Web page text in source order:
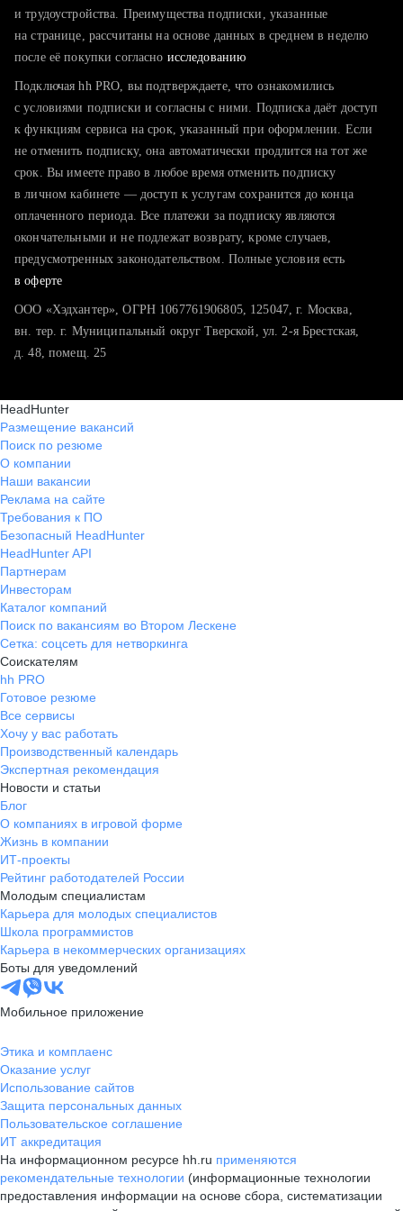
тратите много времени на поиск и вручную поднимаете
хотите сравнить себя с конкурентами и оценить шансы
и трудоустройства. Преимущества подписки, указанные
на странице, рассчитаны на основе данных в среднем в неделю
после её покупки согласно исследованию
Подключая hh PRO, вы подтверждаете, что ознакомились
с условиями подписки и согласны с ними. Подписка даёт доступ
к функциям сервиса на срок, указанный при оформлении. Если
не отменить подписку, она автоматически продлится на тот же
срок. Вы имеете право в любое время отменить подписку
в личном кабинете — доступ к услугам сохранится до конца
оплаченного периода. Все платежи за подписку являются
окончательными и не подлежат возврату, кроме случаев,
предусмотренных законодательством. Полные условия есть
в оферте
ООО «Хэдхантер», ОГРН 1067761906805, 125047, г. Москва,
вн. тер. г. Муниципальный округ Тверской, ул. 2-я Брестская,
д. 48, помещ. 25
HeadHunter
Размещение вакансий
Поиск по резюме
О компании
Наши вакансии
Реклама на сайте
Требования к ПО
Безопасный HeadHunter
HeadHunter API
Партнерам
Инвесторам
Каталог компаний
Поиск по вакансиям во Втором Лескене
Сетка: соцсеть для нетворкинга
Соискателям
hh PRO
Готовое резюме
Все сервисы
Хочу у вас работать
Производственный календарь
Экспертная рекомендация
Новости и статьи
Блог
О компаниях в игровой форме
Жизнь в компании
ИТ-проекты
Рейтинг работодателей России
Молодым специалистам
Карьера для молодых специалистов
Школа программистов
Карьера в некоммерческих организациях
Боты для уведомлений
Мобильное приложение
Этика и комплаенс
Оказание услуг
Использование сайтов
Защита персональных данных
Пользовательское соглашение
ИТ аккредитация
На информационном ресурсе hh.ru применяются
рекомендательные технологии (информационные технологии
предоставления информации на основе сбора, систематизации